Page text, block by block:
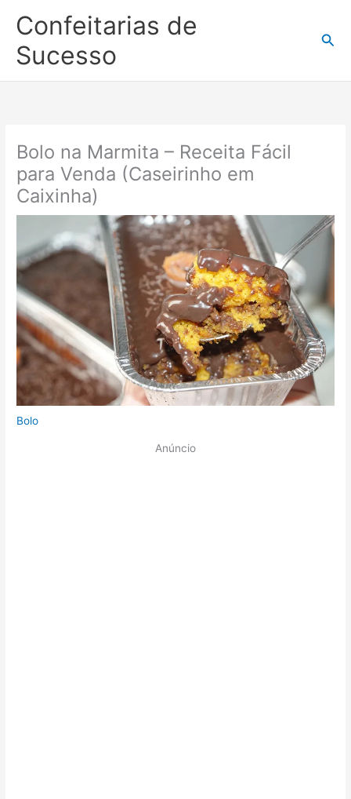
para
conteúdo
Confeitarias de
Sucesso
Bolo na Marmita – Receita Fácil
para Venda (Caseirinho em
Caixinha)
Bolo
Anúncio